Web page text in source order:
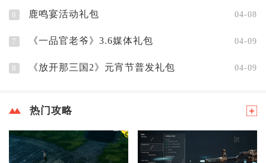
6 鹿鸣宴活动礼包 04-08
7 《一品官老爷》3.6媒体礼包 04-09
8 《放开那三国2》元宵节普发礼包 04-09
热门攻略